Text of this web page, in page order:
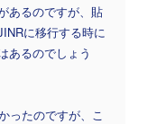
あるのですが、貼
に移行する時に
あるのでしょう
ったのですが、こ